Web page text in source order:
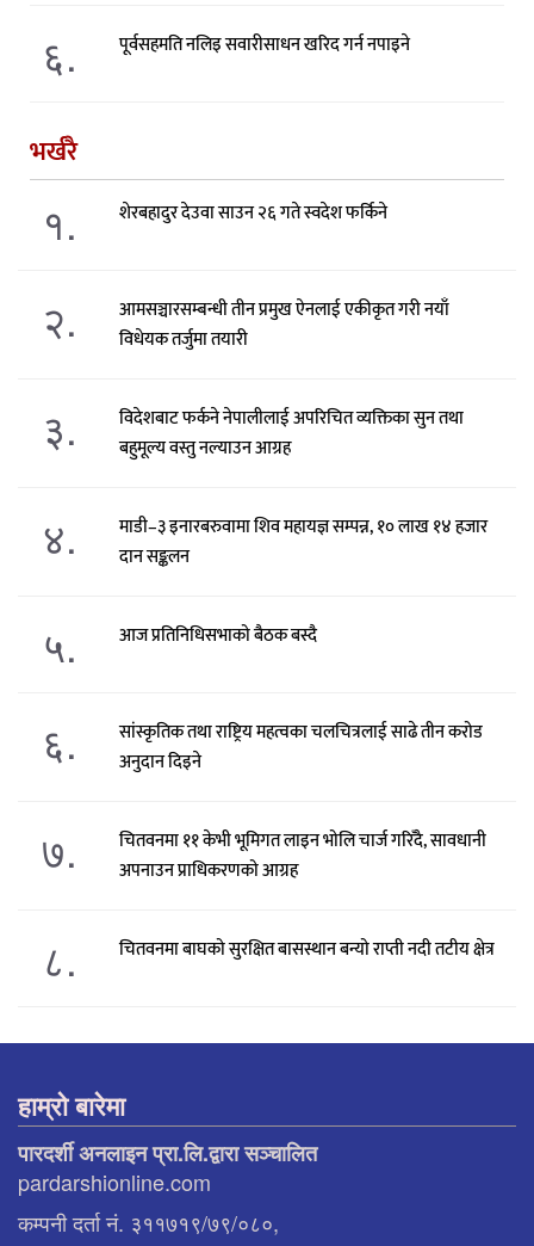
६. पूर्वसहमति नलिइ सवारीसाधन खरिद गर्न नपाइने
भर्खरै
१. शेरबहादुर देउवा साउन २६ गते स्वदेश फर्किने
२.
आमसञ्चारसम्बन्धी तीन प्रमुख ऐनलाई एकीकृत गरी नयाँ
विधेयक तर्जुमा तयारी
३.
विदेशबाट फर्कने नेपालीलाई अपरिचित व्यक्तिका सुन तथा
बहुमूल्य वस्तु नल्याउन आग्रह
४.
माडी–३ इनारबरुवामा शिव महायज्ञ सम्पन्न, १० लाख १४ हजार
दान सङ्कलन
५. आज प्रतिनिधिसभाको बैठक बस्दै
६.
सांस्कृतिक तथा राष्ट्रिय महत्वका चलचित्रलाई साढे तीन करोड
अनुदान दिइने
७.
चितवनमा ११ केभी भूमिगत लाइन भोलि चार्ज गरिँदै, सावधानी
अपनाउन प्राधिकरणको आग्रह
८. चितवनमा बाघको सुरक्षित बासस्थान बन्यो राप्ती नदी तटीय क्षेत्र
हाम्रो बारेमा
पारदर्शी अनलाइन प्रा.लि.द्वारा सञ्चालित
pardarshionline.com
कम्पनी दर्ता नं. ३११७१९/७९/०८०,